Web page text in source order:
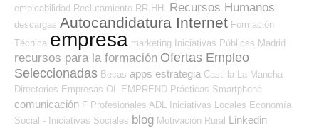
empleabilidad Reclutamiento RR.HH. Recursos Humanos
descargas Autocandidatura Internet Formación
Técnica empresa marketing Iniciativas Públicas Madrid
recursos para la formación Ofertas Empleo
Seleccionadas Becas apps estrategia Castilla La Mancha
Directorios Empresas OL EMPREND Prácticas Smartphone
comunicación F Profesionales ADL Iniciativas Locales Economía
Social - Iniciativas Sociales blog Motivación Rural Linkedin